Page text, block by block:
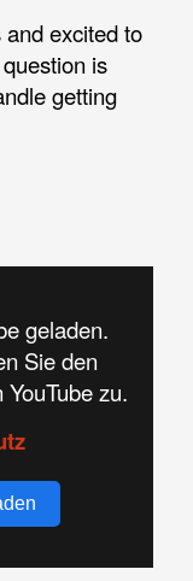
excited to
is
getting
geladen.
Sie den
zu.